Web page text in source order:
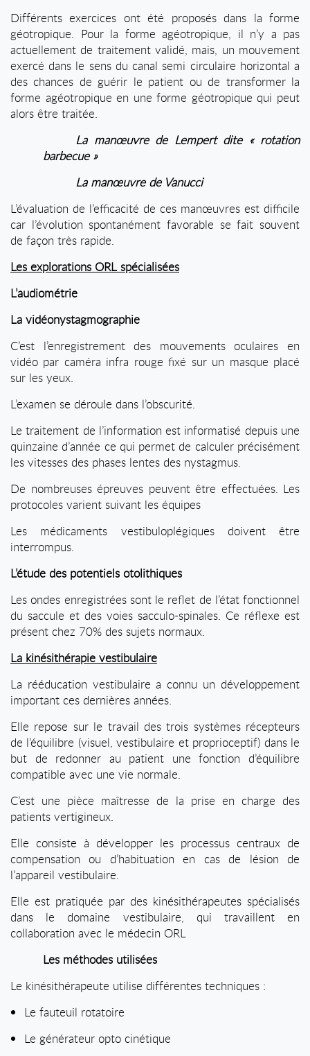
Différents exercices ont été proposés dans la forme
géotropique. Pour la forme agéotropique, il n’y a pas
actuellement de traitement validé, mais, un mouvement
exercé dans le sens du canal semi circulaire horizontal a
des chances de guérir le patient ou de transformer la
forme agéotropique en une forme géotropique qui peut
alors être traitée.
La manœuvre de Lempert dite « rotation
barbecue »
La manœuvre de Vanucci
L’évaluation de l’efficacité de ces manœuvres est difficile
car l’évolution spontanément favorable se fait souvent
de façon très rapide.
Les explorations ORL spécialisées
L’audiométrie
La vidéonystagmographie
C’est l’enregistrement des mouvements oculaires en
vidéo par caméra infra rouge fixé sur un masque placé
sur les yeux.
L’examen se déroule dans l’obscurité.
Le traitement de l’information est informatisé depuis une
quinzaine d’année ce qui permet de calculer précisément
les vitesses des phases lentes des nystagmus.
De nombreuses épreuves peuvent être effectuées. Les
protocoles varient suivant les équipes
Les médicaments vestibuloplégiques doivent être
interrompus.
L’étude des potentiels otolithiques
Les ondes enregistrées sont le reflet de l’état fonctionnel
du saccule et des voies sacculo-spinales. Ce réflexe est
présent chez 70% des sujets normaux.
La kinésithérapie vestibulaire
La rééducation vestibulaire a connu un développement
important ces dernières années.
Elle repose sur le travail des trois systèmes récepteurs
de l’équilibre (visuel, vestibulaire et proprioceptif) dans le
but de redonner au patient une fonction d’équilibre
compatible avec une vie normale.
C’est une pièce maîtresse de la prise en charge des
patients vertigineux.
Elle consiste à développer les processus centraux de
compensation ou d’habituation en cas de lésion de
l’appareil vestibulaire.
Elle est pratiquée par des kinésithérapeutes spécialisés
dans le domaine vestibulaire, qui travaillent en
collaboration avec le médecin ORL
Les méthodes utilisées
Le kinésithérapeute utilise différentes techniques :
Le fauteuil rotatoire
Le générateur opto cinétique